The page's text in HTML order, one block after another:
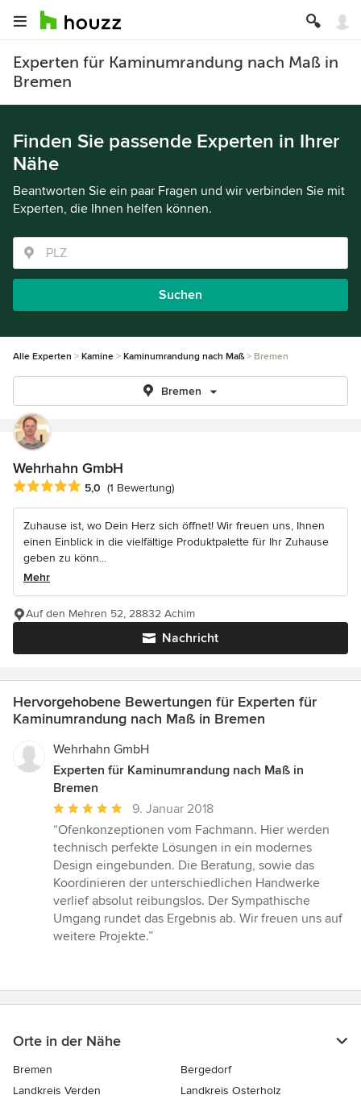
Experten für Kaminumrandung nach Maß in
Bremen
Finden Sie passende Experten in Ihrer
Nähe
Beantworten Sie ein paar Fragen und wir verbinden Sie mit
Experten, die Ihnen helfen können.
Suchen
Alle Experten Kamine Kaminumrandung nach Maß Bremen
Bremen
Wehrhahn GmbH
Durchschnittliche Bewertung: 5 von 5 Sternen
5,0 (1 Bewertung)
Zuhause ist, wo Dein Herz sich öffnet! Wir freuen uns, Ihnen
einen Einblick in die vielfältige Produktpalette für Ihr Zuhause
geben zu könn...
Mehr
Nachricht
Auf den Mehren 52, 28832 Achim
Hervorgehobene Bewertungen für Experten für
Kaminumrandung nach Maß in Bremen
Wehrhahn GmbH
Experten für Kaminumrandung nach Maß in
Bremen
Durchschnittliche
Bewertung:
5
von
5
Sternen
9. Januar 2018
“Ofenkonzeptionen vom Fachmann. Hier werden
technisch perfekte Lösungen in ein modernes
Design eingebunden. Die Beratung, sowie das
Koordinieren der unterschiedlichen Handwerke
verlief absolut reibungslos. Der Sympathische
Umgang rundet das Ergebnis ab. Wir freuen uns auf
weitere Projekte.”
Orte in der Nähe
Bremen
Bergedorf
Landkreis Verden
Landkreis Osterholz